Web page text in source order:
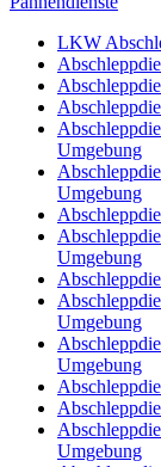
LKW
Umgebung
Umgebung
Umgebung
Umgebung
Umgebung
Umgebung